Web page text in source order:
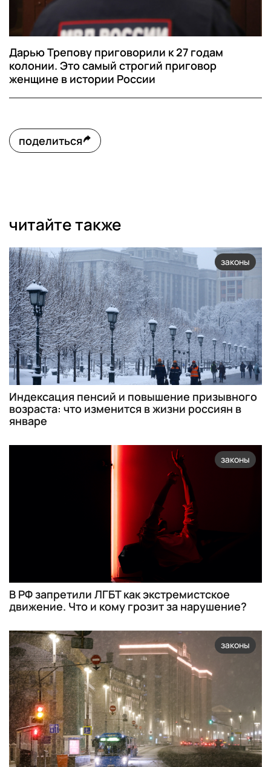
Дарью Трепову приговорили к 27 годам
колонии. Это самый строгий приговор
женщине в истории России
поделиться
читайте также
законы
Индексация пенсий и повышение призывного
возраста: что изменится в жизни россиян в
январе
законы
В РФ запретили ЛГБТ как экстремистское
движение. Что и кому грозит за нарушение?
законы